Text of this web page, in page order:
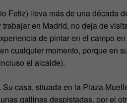
Feliz) lleva más de una década
trabajar en Madrid, no deja de
de pintar en el campo
cualquier momento, porque en
el alcalde).
Su casa, situada en la Plaza
gallinas despistadas, por el